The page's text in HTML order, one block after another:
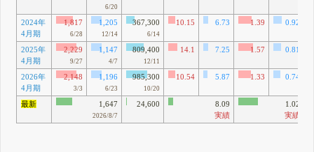
6/20
2024年
4月期
1,817
6/28
1,205
12/14
367,300
6/14
10.15 6.73 1.39
0.92
2025年
4月期
2,229
9/27
1,147
4/7
809,400
12/11
14.1 7.25 1.57
0.81
2026年
4月期
2,148
3/3
1,196
6/23
985,300
10/20
10.54 5.87 1.33
0.74
最新
1,647
2026/8/7
24,600
8.09
実績
1.02
実績